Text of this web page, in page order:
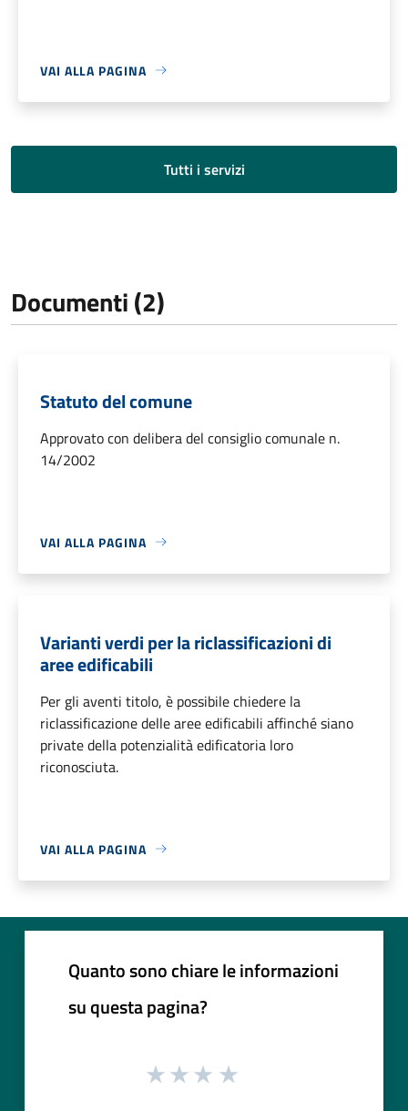
VAI ALLA PAGINA
Tutti i servizi
Documenti (2)
Statuto del comune
Approvato con delibera del consiglio comunale n.
14/2002
VAI ALLA PAGINA
Varianti verdi per la riclassificazioni di
aree edificabili
Per gli aventi titolo, è possibile chiedere la
riclassificazione delle aree edificabili affinché siano
private della potenzialità edificatoria loro
riconosciuta.
VAI ALLA PAGINA
Quanto sono chiare le informazioni
su questa pagina?